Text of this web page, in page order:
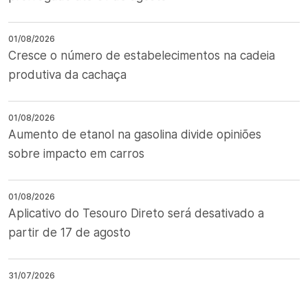
01/08/2026
Cresce o número de estabelecimentos na cadeia
produtiva da cachaça
01/08/2026
Aumento de etanol na gasolina divide opiniões
sobre impacto em carros
01/08/2026
Aplicativo do Tesouro Direto será desativado a
partir de 17 de agosto
31/07/2026